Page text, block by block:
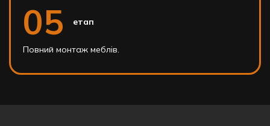
05 етап
Повний монтаж меблів.